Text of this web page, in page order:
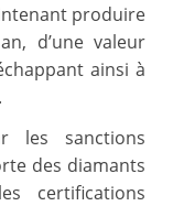
produire
d’une valeur
ainsi à
les sanctions
des diamants
certifications